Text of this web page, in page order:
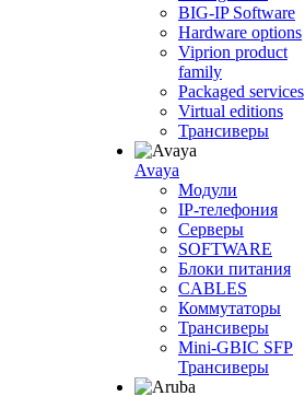
BIG-IP Software
Hardware options
Viprion product
family
Packaged services
Virtual editions
Трансиверы
Avaya
Модули
IP-телефония
Серверы
SOFTWARE
Блоки питания
CABLES
Коммутаторы
Трансиверы
Mini-GBIC SFP
Трансиверы